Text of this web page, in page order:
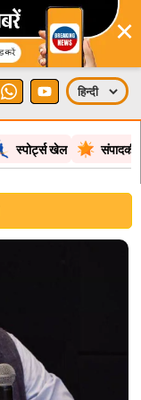
×
स्पोर्ट्स खेल